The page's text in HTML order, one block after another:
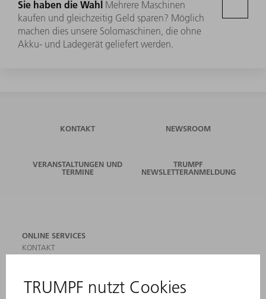
Sie haben die Wahl Mehrere Maschinen
kaufen und gleichzeitig Geld sparen? Möglich
machen dies unsere Solomaschinen, die ohne
Akku- und Ladegerät geliefert werden.
KONTAKT NEWSROOM
VERANSTALTUNGEN UND
TERMINE
TRUMPF
NEWSLETTERANMELDUNG
ONLINE SERVICES
KONTAKT
VERANSTALTUNGEN UND TERMINE
NEWSLETTER-ANMELDUNG